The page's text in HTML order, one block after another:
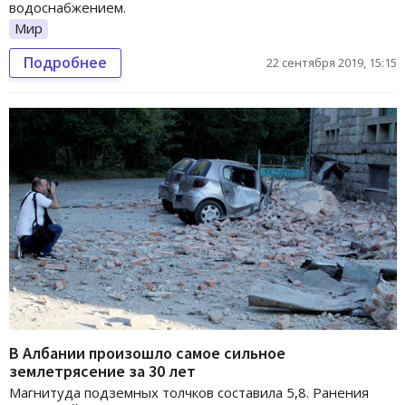
водоснабжением.
Мир
Подробнее 22 сентября 2019, 15:15
В Албании произошло самое сильное
землетрясение за 30 лет
Магнитуда подземных толчков составила 5,8. Ранения